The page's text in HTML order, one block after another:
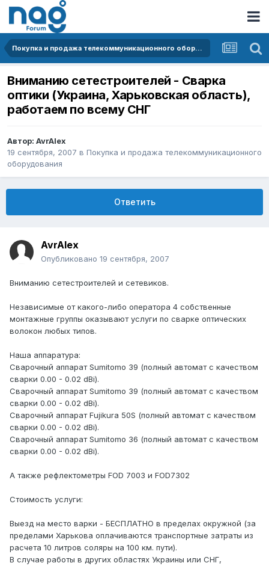
Покупка и продажа телекоммуникационного оборудования
Вниманию сетестроителей - Сварка
оптики (Украина, Харьковская область),
работаем по всему СНГ
Автор: AvrAlex
19 сентября, 2007 в Покупка и продажа телекоммуникационного
оборудования
Ответить
AvrAlex
Опубликовано 19 сентября, 2007
Вниманию сетестроителей и сетевиков.
Независимые от какого-либо оператора 4 собственные
монтажные группы оказывают услуги по сварке оптических
волокон любых типов.
Наша аппаратура:
Сварочный аппарат Sumitomo 39 (полный автомат с качеством
сварки 0.00 - 0.02 dBi).
Сварочный аппарат Sumitomo 39 (полный автомат с качеством
сварки 0.00 - 0.02 dBi).
Сварочный аппарат Fujikura 50S (полный автомат с качеством
сварки 0.00 - 0.02 dBi).
Сварочный аппарат Sumitomo 36 (полный автомат с качеством
сварки 0.00 - 0.02 dBi).
А также рефлектометры FOD 7003 и FOD7302
Стоимость услуги:
Выезд на место варки - БЕСПЛАТНО в пределах окружной (за
пределами Харькова оплачиваются транспортные затраты из
расчета 10 литров соляры на 100 км. пути).
В случае работы в других областях Украины или СНГ,